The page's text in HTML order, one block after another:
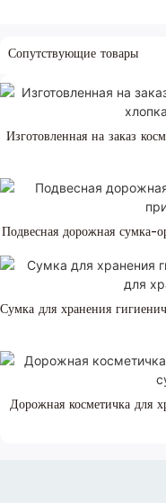
Сопутствующие товары
Изготовленная на заказ
Подвесная дорожная сумка-
Сумка для хранения
Дорожная косметичка для